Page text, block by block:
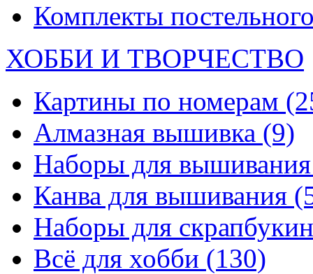
Комплекты
ХОББИ И ТВОРЧЕСТВО
Картины по номерам
Алмазная вышивка (9)
Наборы для
Канва для вышивания
Наборы для
Всё для хобби (130)